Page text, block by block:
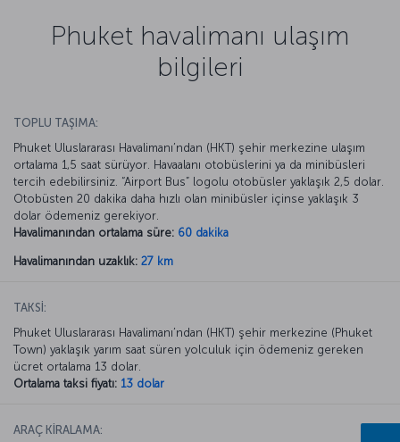
Phuket havalimanı ulaşım
bilgileri
TOPLU TAŞIMA:
Phuket Uluslararası Havalimanı’ndan (HKT) şehir merkezine ulaşım
ortalama 1,5 saat sürüyor. Havaalanı otobüslerini ya da minibüsleri
tercih edebilirsiniz. “Airport Bus” logolu otobüsler yaklaşık 2,5 dolar.
Otobüsten 20 dakika daha hızlı olan minibüsler içinse yaklaşık 3
dolar ödemeniz gerekiyor.
Havalimanından ortalama süre: 60 dakika
Havalimanından uzaklık: 27 km
TAKSİ:
Phuket Uluslararası Havalimanı’ndan (HKT) şehir merkezine (Phuket
Town) yaklaşık yarım saat süren yolculuk için ödemeniz gereken
ücret ortalama 13 dolar.
Ortalama taksi fiyatı: 13 dolar
ARAÇ KİRALAMA: